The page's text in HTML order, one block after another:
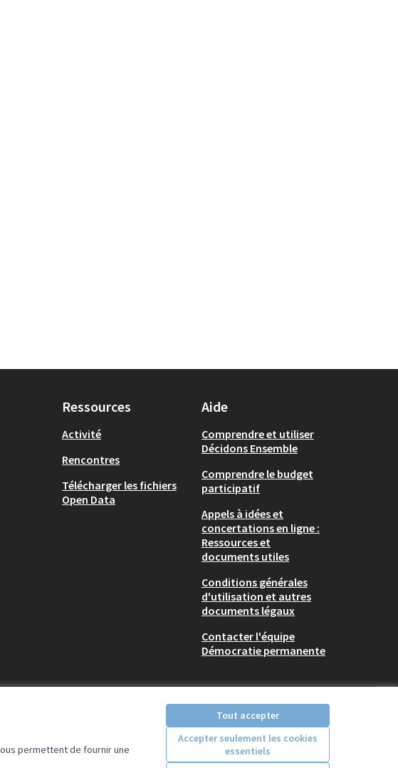
permettent de fournir une
Tout accepter
Accepter seulement les cookies
essentiels
Ressources
Activité
Rencontres
Télécharger les fichiers
Open Data
Aide
Comprendre et utiliser
Décidons Ensemble
Comprendre le budget
participatif
Appels à idées et
concertations en ligne :
Ressources et
documents utiles
Conditions générales
d'utilisation et autres
documents légaux
Contacter l'équipe
Démocratie permanente